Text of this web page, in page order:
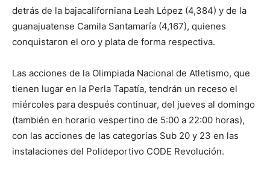
detrás de la bajacaliforniana Leah López (4,384) y de la
guanajuatense Camila Santamaría (4,167), quienes
conquistaron el oro y plata de forma respectiva.
Las acciones de la Olimpiada Nacional de Atletismo, que
tienen lugar en la Perla Tapatía, tendrán un receso el
miércoles para después continuar, del jueves al domingo
(también en horario vespertino de 5:00 a 22:00 horas),
con las acciones de las categorías Sub 20 y 23 en las
instalaciones del Polideportivo CODE Revolución.